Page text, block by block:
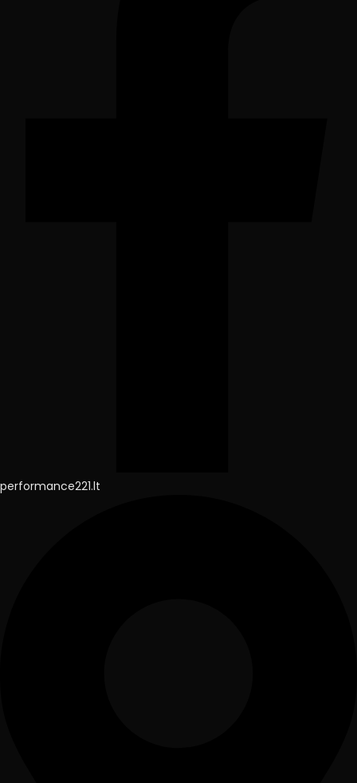
performance221.lt